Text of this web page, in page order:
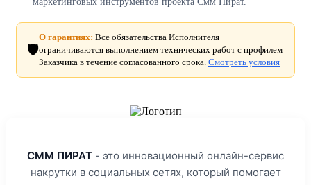
🛡️
О гарантиях: Все обязательства Исполнителя
ограничиваются выполнением технических работ с профилем
Заказчика в течение согласованного срока. Смотреть условия
СММ ПИРАТ - это инновационный онлайн-сервис
накрутки в социальных сетях, который помогает